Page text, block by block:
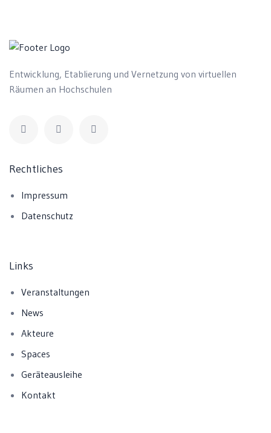
Entwicklung, Etablierung und Vernetzung von virtuellen
Räumen an Hochschulen
Rechtliches
Impressum
Datenschutz
Links
Veranstaltungen
News
Akteure
Spaces
Geräteausleihe
Kontakt